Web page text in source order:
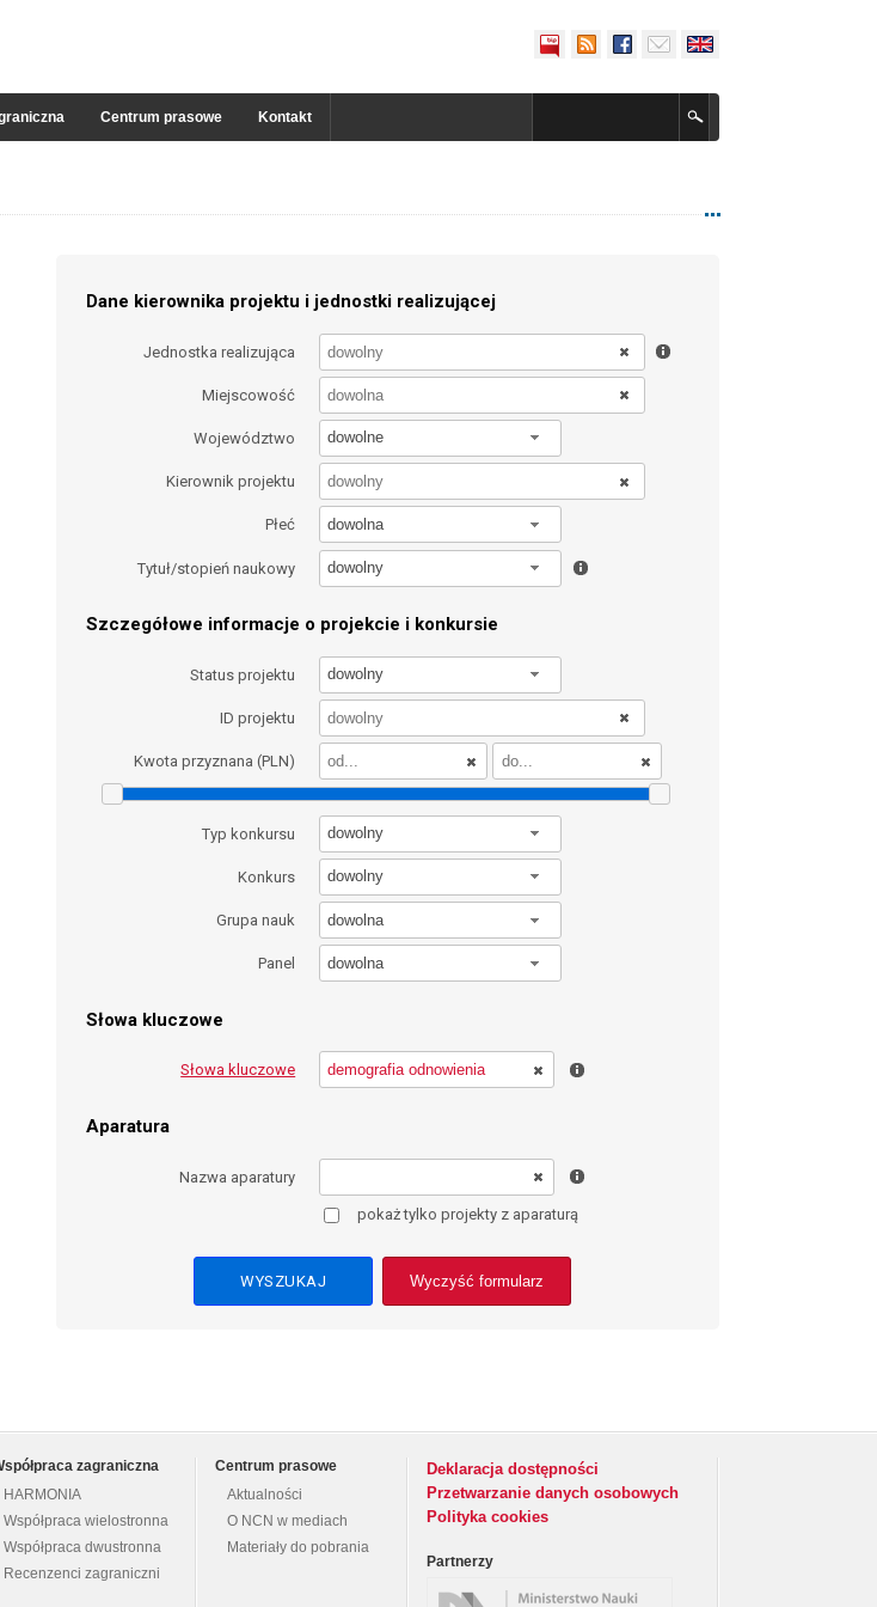
Centrum prasowe Kontakt
Dane kierownika projektu i jednostki realizującej
Jednostka realizująca
Miejscowość
Województwo dowolne
Kierownik projektu
Płeć dowolna
Tytuł/stopień naukowy dowolny
Szczegółowe informacje o projekcie i konkursie
Status projektu dowolny
ID projektu
Kwota przyznana (PLN)
Typ konkursu dowolny
Konkurs dowolny
Grupa nauk dowolna
Panel dowolna
Słowa kluczowe
Słowa kluczowe
Aparatura
Nazwa aparatury
pokaż tylko projekty z aparaturą
Wyczyść formularz
zagraniczna
HARMONIA
Współpraca wielostronna
Współpraca dwustronna
Recenzenci zagraniczni
Centrum prasowe
Aktualności
O NCN w mediach
Materiały do pobrania
Deklaracja dostępności
Przetwarzanie danych osobowych
Polityka cookies
Partnerzy